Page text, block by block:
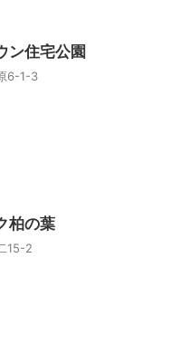
ン住宅公園
6-1-3
柏の葉
15-2